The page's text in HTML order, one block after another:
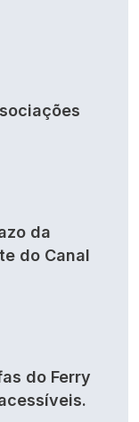
da
do Canal
do Ferry